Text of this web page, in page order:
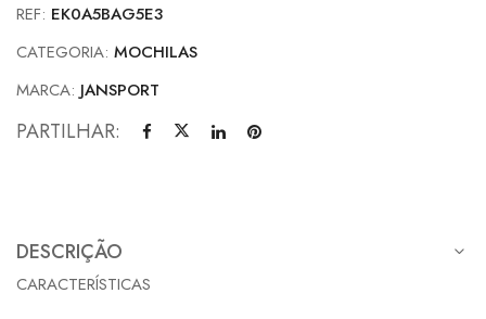
REF: EK0A5BAG5E3
CATEGORIA: MOCHILAS
MARCA: JANSPORT
PARTILHAR:
DESCRIÇÃO
CARACTERÍSTICAS